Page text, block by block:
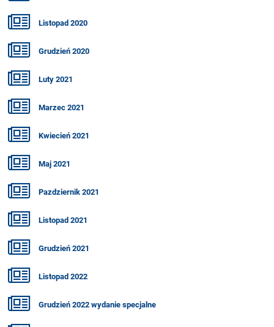
Listopad 2020
Grudzień 2020
Luty 2021
Marzec 2021
Kwiecień 2021
Maj 2021
Pazdziernik 2021
Listopad 2021
Grudzień 2021
Listopad 2022
Grudzień 2022 wydanie specjalne